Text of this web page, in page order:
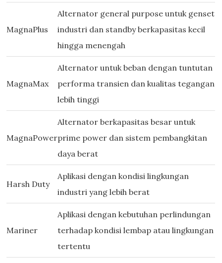
MagnaPlus
Alternator general purpose untuk genset
industri dan standby berkapasitas kecil
hingga menengah
MagnaMax
Alternator untuk beban dengan tuntutan
performa transien dan kualitas tegangan
lebih tinggi
MagnaPower
Alternator berkapasitas besar untuk
prime power dan sistem pembangkitan
daya berat
Harsh Duty
Aplikasi dengan kondisi lingkungan
industri yang lebih berat
Mariner
Aplikasi dengan kebutuhan perlindungan
terhadap kondisi lembap atau lingkungan
tertentu